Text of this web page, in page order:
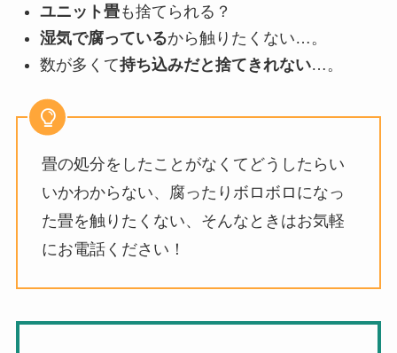
ユニット畳も捨てられる？
湿気で腐っているから触りたくない…。
数が多くて持ち込みだと捨てきれない…。
畳の処分をしたことがなくてどうしたらい
いかわからない、腐ったりボロボロになっ
た畳を触りたくない、そんなときはお気軽
にお電話ください！